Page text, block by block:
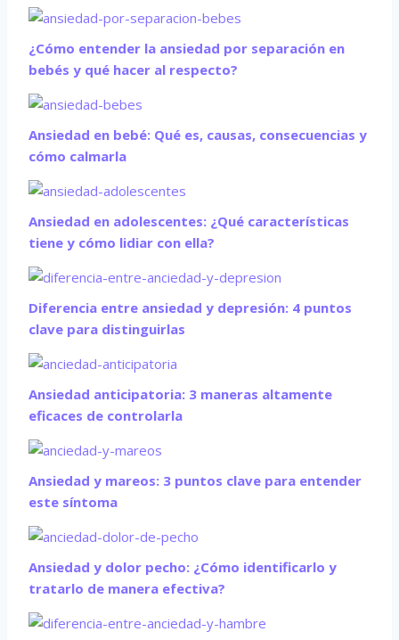
¿Cómo entender la ansiedad por separación en
bebés y qué hacer al respecto?
Ansiedad en bebé: Qué es, causas, consecuencias y
cómo calmarla
Ansiedad en adolescentes: ¿Qué características
tiene y cómo lidiar con ella?
Diferencia entre ansiedad y depresión: 4 puntos
clave para distinguirlas
Ansiedad anticipatoria: 3 maneras altamente
eficaces de controlarla
Ansiedad y mareos: 3 puntos clave para entender
este síntoma
Ansiedad y dolor pecho: ¿Cómo identificarlo y
tratarlo de manera efectiva?